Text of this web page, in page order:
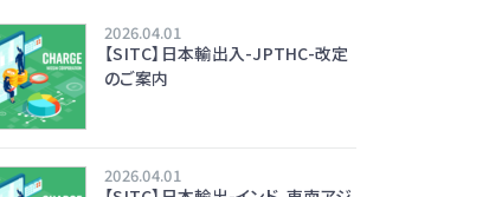
2026.04.01
【SITC】日本輸出入-JPTHC-改定
のご案内
2026.04.01